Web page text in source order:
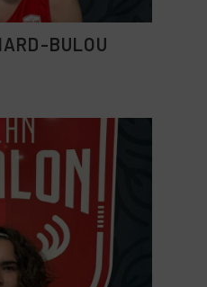
BULOU